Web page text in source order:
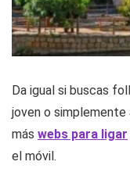
Da igual si buscas
joven o simplemente
más webs para ligar
el móvil.